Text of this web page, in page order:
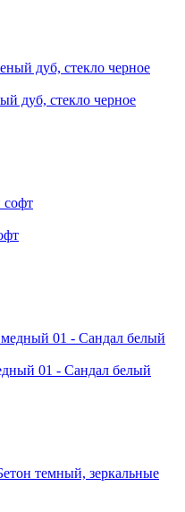
дуб, стекло черное
01 - Сандал белый